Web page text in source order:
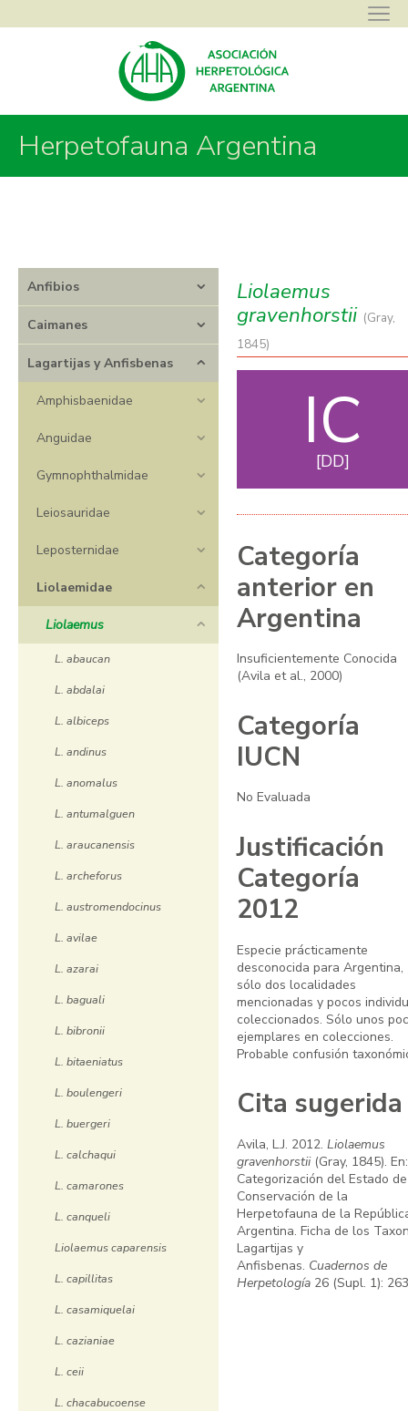
Lagartijas y Anfisbenas> Liolaemidae>Liolaemus>Liolaemus
gravenhorstii
Herpetofauna Argentina
Anfibios
Caimanes
Lagartijas y Anfisbenas
Amphisbaenidae
Anguidae
Gymnophthalmidae
Leiosauridae
Leposternidae
Liolaemidae
Liolaemus
L. abaucan
L. abdalai
L. albiceps
L. andinus
L. anomalus
L. antumalguen
L. araucanensis
L. archeforus
L. austromendocinus
L. avilae
L. azarai
L. baguali
L. bibronii
L. bitaeniatus
L. boulengeri
L. buergeri
L. calchaqui
L. camarones
L. canqueli
Liolaemus caparensis
L. capillitas
L. casamiquelai
L. cazianiae
L. ceii
L. chacabucoense
Liolaemus
gravenhorstii (Gray,
1845)
IC
DD
Categoría
anterior en
Argentina
Insuficientemente Conocida
(Avila et al., 2000)
Categoría
IUCN
No Evaluada
Justificación
Categoría
2012
Especie prácticamente
desconocida para Argentina,
sólo dos localidades
mencionadas y pocos
coleccionados. Sólo unos
ejemplares en colecciones.
Probable confusión
Cita sugerida
Avila, L.J. 2012. Liolaemus
gravenhorstii(Gray, 1845). En:
Categorización del Estado de
Conservación de la
Herpetofauna de la
Argentina. Ficha de los
Lagartijas y
Anfisbenas. Cuadernos de
Herpetología 26 (Supl. 1):